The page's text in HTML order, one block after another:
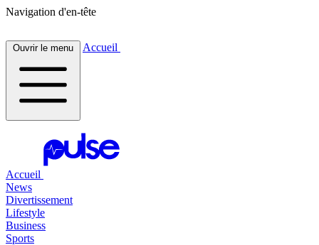
Navigation d'en-tête
Ouvrir le menu Accueil
Accueil
News
Divertissement
Lifestyle
Business
Sports